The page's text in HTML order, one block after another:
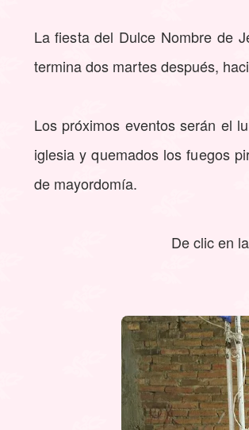
La fiesta del Dulce Nombre de
termina dos martes después,
Los próximos eventos serán el
iglesia y quemados los fuegos
de mayordomía.
De clic en